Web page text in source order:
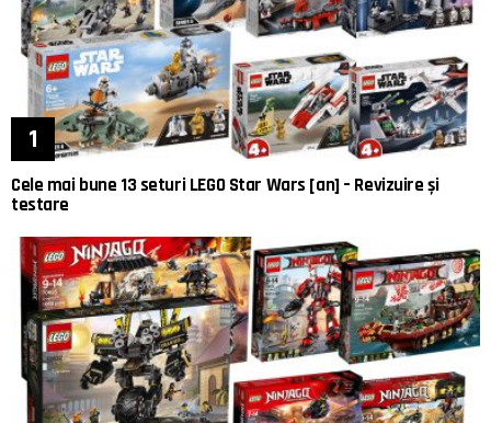
Cele mai bune 13 seturi LEGO Star Wars [an] – Revizuire și
testare